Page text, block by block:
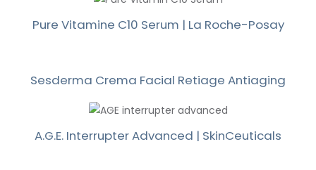
Pure Vitamine C10 Serum | La Roche-Posay
Sesderma Crema Facial Retiage Antiaging
A.G.E. Interrupter Advanced | SkinCeuticals